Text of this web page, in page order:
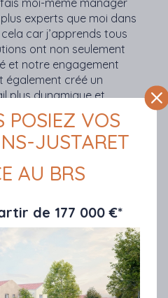
experts que moi dans
car j’apprends tous
ont non seulement
et notre engagement
également créé un
plus dynamique et
DU STATUT
MISSION SUR
ET VOS
?
de suite fait preuve
d’ailleurs pas une surprise
POSIEZ VOS
JUSTARET
AU BRS
de 177 000 €*